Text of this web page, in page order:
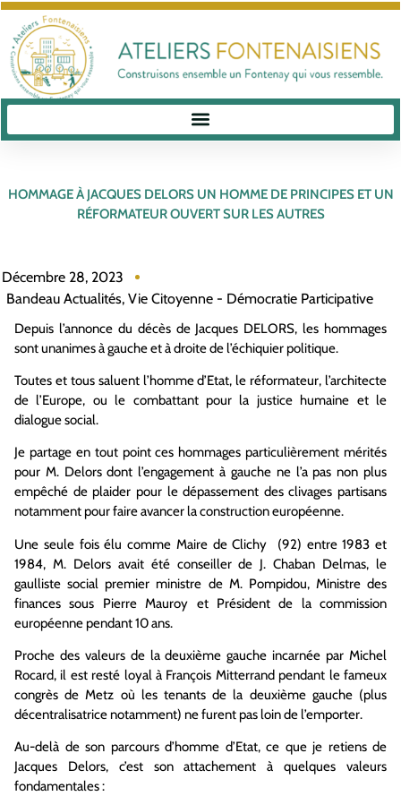
HOMMAGE À JACQUES DELORS UN HOMME DE PRINCIPES ET UN
RÉFORMATEUR OUVERT SUR LES AUTRES
Décembre 28, 2023
Bandeau Actualités, Vie Citoyenne - Démocratie Participative
Depuis l’annonce du décès de Jacques DELORS, les hommages
sont unanimes à gauche et à droite de l’échiquier politique.
Toutes et tous saluent l’homme d’Etat, le réformateur, l’architecte
de l’Europe, ou le combattant pour la justice humaine et le
dialogue social.
Je partage en tout point ces hommages particulièrement mérités
pour M. Delors dont l’engagement à gauche ne l’a pas non plus
empêché de plaider pour le dépassement des clivages partisans
notamment pour faire avancer la construction européenne.
Une seule fois élu comme Maire deClichy (92) entre 1983 et
1984, M. Delors avait été conseiller de J. Chaban Delmas, le
gaulliste social premier ministre de M. Pompidou, Ministre des
finances sous Pierre Mauroy et Président de la commission
européenne pendant 10 ans.
Proche des valeurs de la deuxième gauche incarnée par Michel
Rocard, il est resté loyal à François Mitterrand pendant le fameux
congrès de Metz où les tenants de la deuxième gauche (plus
décentralisatrice notamment) ne furent pas loin de l’emporter.
Au-delà de son parcours d’homme d’Etat, ce que je retiens de
Jacques Delors, c’est son attachement à quelques valeurs
fondamentales :